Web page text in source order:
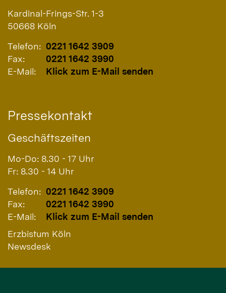
Kardinal-Frings-Str. 1-3
50668 Köln
Telefon: 0221 1642 3909
Fax:
0221 1642 3990
E-Mail:
Klick zum E-Mail senden
Pressekontakt
Geschäftszeiten
Mo-Do: 8.30 - 17 Uhr
Fr: 8.30 - 14 Uhr
Telefon: 0221 1642 3909
Fax:
0221 1642 3990
E-Mail:
Klick zum E-Mail senden
Erzbistum Köln
Newsdesk